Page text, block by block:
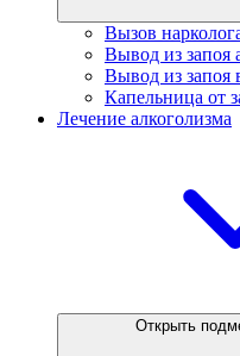
Вызов
Вывод из запоя
Вывод из запоя
Капельница от
Лечение алкоголизма
Открыть